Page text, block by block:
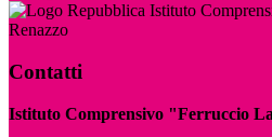
Istituto
Renazzo
Contatti
Istituto Comprensivo "Ferruccio